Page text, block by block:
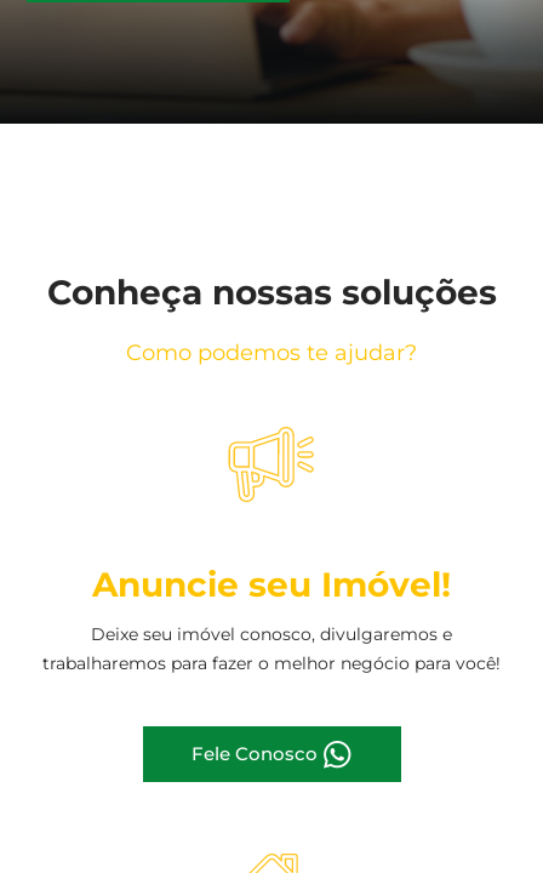
Conheça nossas soluções
Como podemos te ajudar?
Anuncie seu Imóvel!
Deixe seu imóvel conosco, divulgaremos e
trabalharemos para fazer o melhor negócio para você!
Fele Conosco